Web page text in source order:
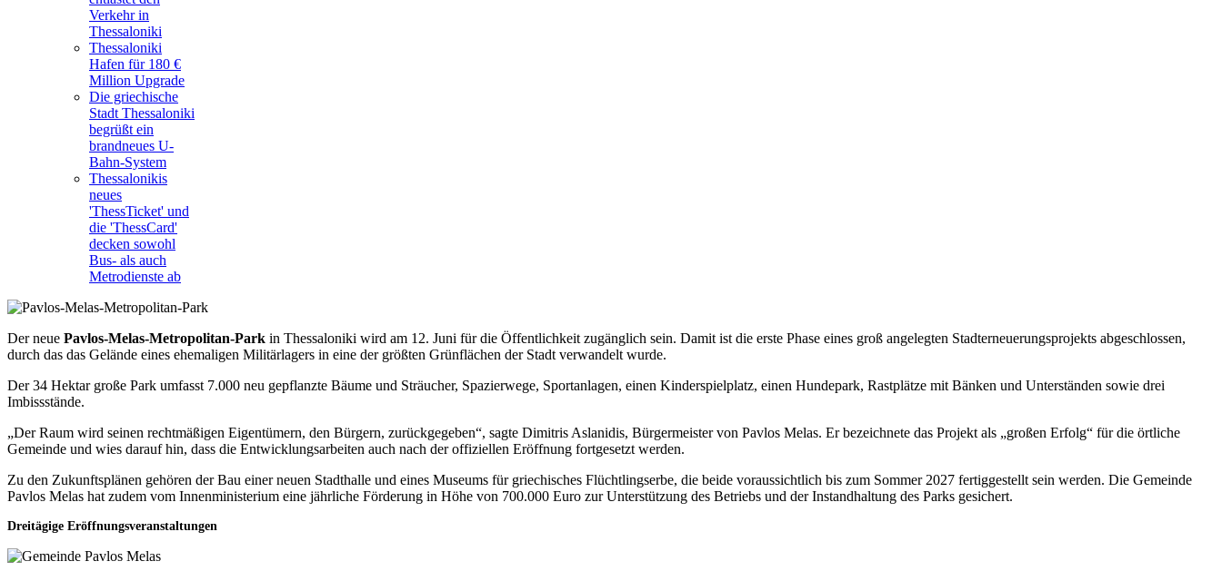
Verkehr in
Thessaloniki
Thessaloniki
Hafen für 180 €
Million Upgrade
Die griechische
Stadt Thessaloniki
begrüßt ein
brandneues U-
Bahn-System
Thessalonikis
neues
'ThessTicket' und
die 'ThessCard'
decken sowohl
Bus- als auch
Metrodienste ab
Der neue Pavlos-Melas-Metropolitan-Park in Thessaloniki wird am 12. Juni für die Öffentlichkeit zugänglich sein. Damit ist die erste Phase eines groß angelegten Stadterneuerungsprojekts abgeschlossen,
durch das das Gelände eines ehemaligen Militärlagers in eine der größten Grünflächen der Stadt verwandelt wurde.
Der 34 Hektar große Park umfasst 7.000 neu gepflanzte Bäume und Sträucher, Spazierwege, Sportanlagen, einen Kinderspielplatz, einen Hundepark, Rastplätze mit Bänken und Unterständen sowie drei
Imbissstände.
„Der Raum wird seinen rechtmäßigen Eigentümern, den Bürgern, zurückgegeben“, sagte Dimitris Aslanidis, Bürgermeister von Pavlos Melas. Er bezeichnete das Projekt als „großen Erfolg“ für die örtliche
Gemeinde und wies darauf hin, dass die Entwicklungsarbeiten auch nach der offiziellen Eröffnung fortgesetzt werden.
Zu den Zukunftsplänen gehören der Bau einer neuen Stadthalle und eines Museums für griechisches Flüchtlingserbe, die beide voraussichtlich bis zum Sommer 2027 fertiggestellt sein werden. Die Gemeinde
Pavlos Melas hat zudem vom Innenministerium eine jährliche Förderung in Höhe von 700.000 Euro zur Unterstützung des Betriebs und der Instandhaltung des Parks gesichert.
Dreitägige Eröffnungsveranstaltungen